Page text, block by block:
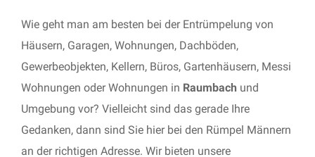
Wie geht man am besten bei der Entrümpelung von
Häusern, Garagen, Wohnungen, Dachböden,
Gewerbeobjekten, Kellern, Büros, Gartenhäusern, Messi
Wohnungen oder Wohnungen in Raumbach und
Umgebung vor? Vielleicht sind das gerade Ihre
Gedanken, dann sind Sie hier bei den Rümpel Männern
an der richtigen Adresse. Wir bieten unsere